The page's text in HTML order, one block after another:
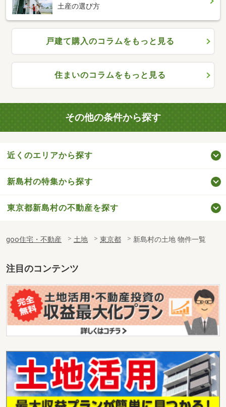
土産の選び方
戸建て購入のコラムをもっと見る
住まいのコラムをもっと見る
その他の条件から探す
近くのエリアから探す
新島村の特集から探す
東京都新島村の不動産を探す
goo住宅・不動産 土地 東京都 新島村の土地 物件一覧
注目のコンテンツ